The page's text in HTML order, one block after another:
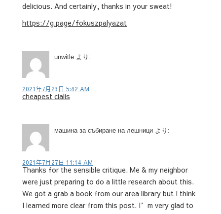
delicious. And certainly, thanks in your sweat!
https://g.page/fokuszpalyazat
unwitle より:
2021年7月23日 5:42 AM
cheapest cialis
машина за събиране на лешници より:
2021年7月27日 11:14 AM
Thanks for the sensible critique. Me & my neighbor
were just preparing to do a little research about this.
We got a grab a book from our area library but I think
I learned more clear from this post. I’m very glad to